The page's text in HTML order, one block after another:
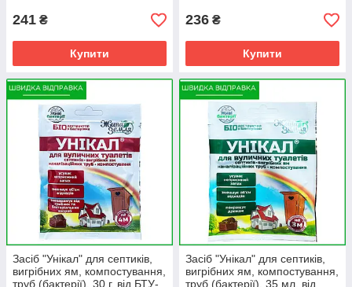
241 ₴
Купити
236 ₴
Купити
Засіб "Унікал" для септиків,
вигрібних ям, компостування,
труб (бактерії), 30 г, від БТУ-
Засіб "Унікал" для септиків,
вигрібних ям, компостування,
труб (бактерії), 35 мл, від